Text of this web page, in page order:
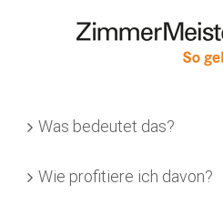
Was bedeutet das?
Wie profitiere ich davon?